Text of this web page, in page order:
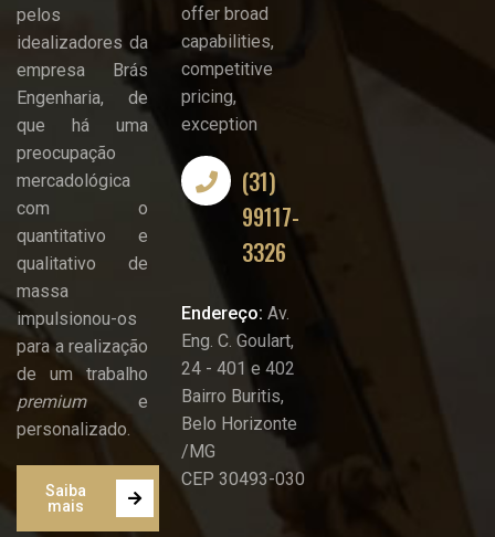
pelos
idealizadores da
empresa Brás
Engenharia, de
que há uma
preocupação
mercadológica
com o
quantitativo e
qualitativo de
massa
impulsionou-os
para a realização
de um trabalho
premiume
personalizado.
Saiba
mais
offer broad
capabilities,
competitive
pricing,
exception
(31)
99117-
3326
Endereço: Av.
Eng. C. Goulart,
24 - 401 e 402
Bairro Buritis,
Belo Horizonte
/MG
CEP 30493-030